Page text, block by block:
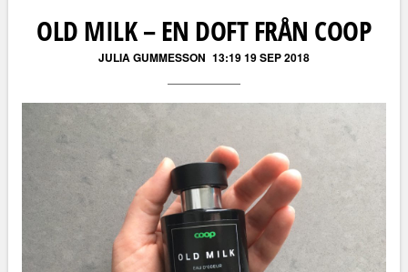
OLD MILK – EN DOFT FRÅN COOP
JULIA GUMMESSON 13:19 19 SEP 2018